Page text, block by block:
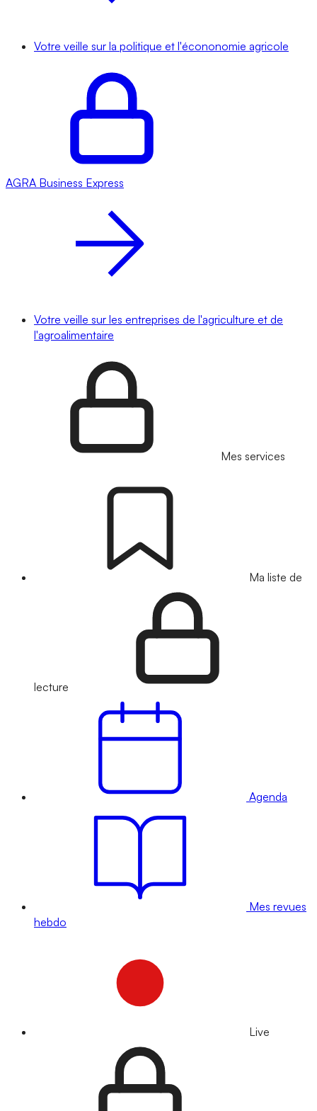
Votre veille sur la politique et l'écononomie agricole
AGRA Business Express
Votre veille sur les entreprises de l'agriculture et de
l'agroalimentaire
Mes services
Ma liste de
lecture
Agenda
Mes revues
hebdo
Live